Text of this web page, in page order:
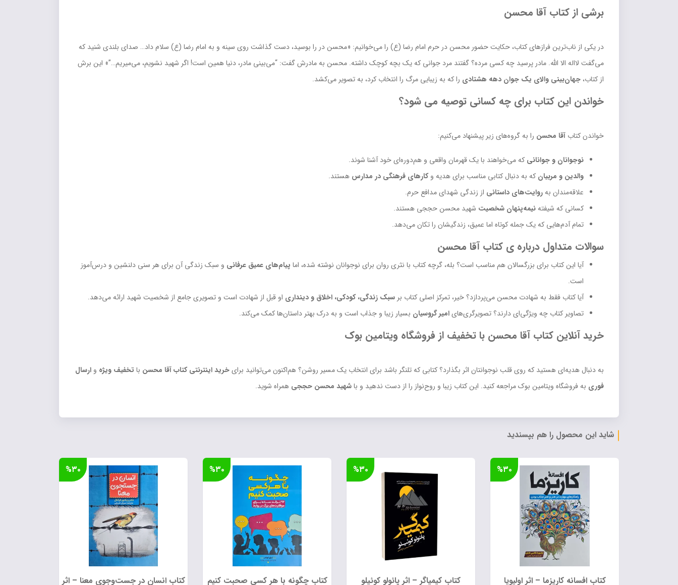
برشی از کتاب آقا محسن
در یکی از ناب‌ترین فرازهای کتاب، حکایت حضور محسن در حرم امام رضا (ع) را می‌خوانیم: «محسن در را بوسید، دست گذاشت روی سینه و به امام رضا (ع) سلام داد… صدای بلندی شنید که
می‌گفت لااله الا الله. مادر پرسید چه کسی مرده؟ گفتند مرد جوانی که یک بچه کوچک داشته. محسن به مادرش گفت: “می‌بینی مادر، دنیا همین است! اگر شهید نشویم، می‌میریم…”» این برش
از کتاب، جهان‌بینی والای یک جوان دهه هشتادی را که به زیبایی مرگ را انتخاب کرد، به تصویر می‌کشد.
خواندن این کتاب برای چه کسانی توصیه می شود؟
خواندن کتاب آقا محسن را به گروه‌های زیر پیشنهاد می‌کنیم:
نوجوانان و جوانانی که می‌خواهند با یک قهرمان واقعی و هم‌دوره‌ای خود آشنا شوند.
والدین و مربیان که به دنبال کتابی مناسب برای هدیه وکارهای فرهنگی در مدارس هستند.
علاقه‌مندان بهروایت‌های داستانی از زندگی شهدای مدافع حرم.
کسانی که شیفتهنیمه‌پنهان شخصیت شهید محسن حججی هستند.
تمام آدم‌هایی که یک جمله کوتاه اما عمیق، زندگیشان را تکان می‌دهد.
سوالات متداول درباره ی کتاب آقا محسن
آیا این کتاب برای بزرگسالان هم مناسب است؟ بله، گرچه کتاب با نثری روان برای نوجوانان نوشته شده، اما پیام‌های عمیق عرفانی و سبک زندگی آن برای هر سنی دلنشین و درس‌آموز
است.
آیا کتاب فقط به شهادت محسن می‌پردازد؟ خیر، تمرکز اصلی کتاب بر سبک زندگی، کودکی، اخلاق و دینداری او قبل از شهادت است و تصویری جامع از شخصیت شهید ارائه می‌دهد.
تصاویر کتاب چه ویژگی‌ای دارند؟ تصویرگری‌هایامیر گروسیان بسیار زیبا و جذاب است و به درک بهتر داستان‌ها کمک می‌کند.
خرید آنلاین کتاب آقا محسن با تخفیف از فروشگاه ویتامین بوک
به دنبال هدیه‌ای هستید که روی قلب نوجوانتان اثر بگذارد؟ کتابی که تلنگر باشد برای انتخاب یک مسیر روشن؟ هم‌اکنون می‌توانید برایخرید اینترنتی کتاب آقا محسن با تخفیف ویژه و ارسال
فوری به فروشگاه ویتامین بوک مراجعه کنید. این کتاب زیبا و روح‌نواز را از دست ندهید و باشهید محسن حججی همراه شوید.
شاید این محصول را هم بپسندید
کتاب افسانه کاریزما – اثر اولیویا
%۳۰
کتاب کیمیاگر – اثر پائولو کوئیلو
%۳۰
کتاب چگونه با هر کسی صحبت کنیم
%۳۰
کتاب انسان در جست‌وجوی معنا – اثر
%۳۰